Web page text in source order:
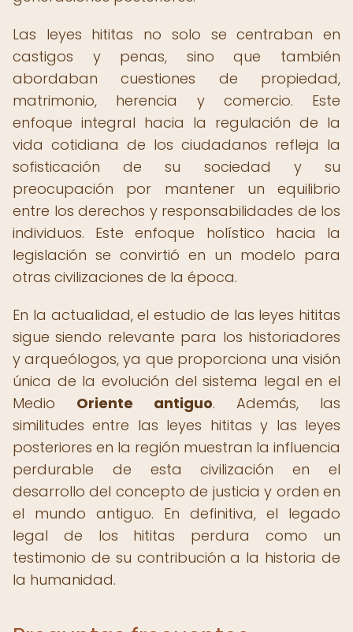
Las leyes hititas no solo se centraban en
castigos y penas, sino que también
abordaban cuestiones de propiedad,
matrimonio, herencia y comercio. Este
enfoque integral hacia la regulación de la
vida cotidiana de los ciudadanos refleja la
sofisticación de su sociedad y su
preocupación por mantener un equilibrio
entre los derechos y responsabilidades de los
individuos. Este enfoque holístico hacia la
legislación se convirtió en un modelo para
otras civilizaciones de la época.
En la actualidad, el estudio de las leyes hititas
sigue siendo relevante para los historiadores
y arqueólogos, ya que proporciona una visión
única de la evolución del sistema legal en el
Medio Oriente antiguo. Además, las
similitudes entre las leyes hititas y las leyes
posteriores en la región muestran la influencia
perdurable de esta civilización en el
desarrollo del concepto de justicia y orden en
el mundo antiguo. En definitiva, el legado
legal de los hititas perdura como un
testimonio de su contribución a la historia de
la humanidad.